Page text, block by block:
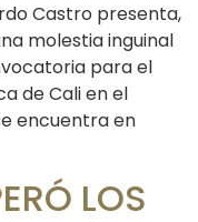
Castro presenta,
molestia inguinal
para el
de Cali en el
encuentra en
LOS